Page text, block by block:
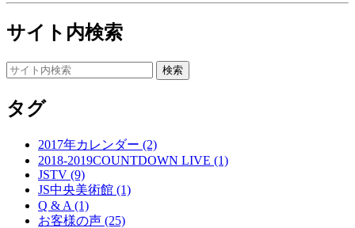
サイト内検索
タグ
2017年カレンダー (2)
2018-2019COUNTDOWN LIVE (1)
JSTV (9)
JS中央美術館 (1)
Q & A (1)
お客様の声 (25)